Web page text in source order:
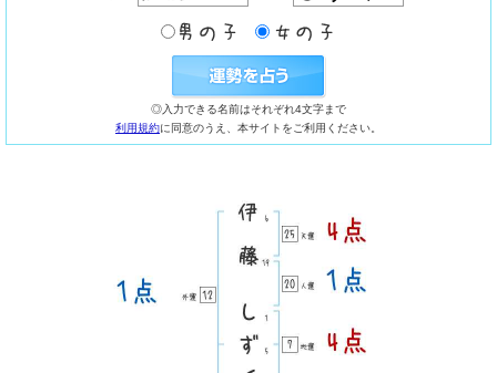
◎入力できる名前はそれぞれ4文字まで
利用規約に同意のうえ、本サイトをご利用ください。